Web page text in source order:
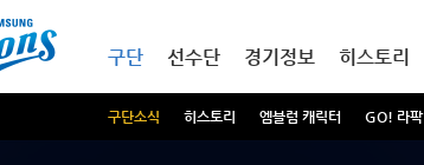
구단
구단소식 히스토리 엠블럼 캐릭터 GO! 라팍
선수단 경기정보 히스토리